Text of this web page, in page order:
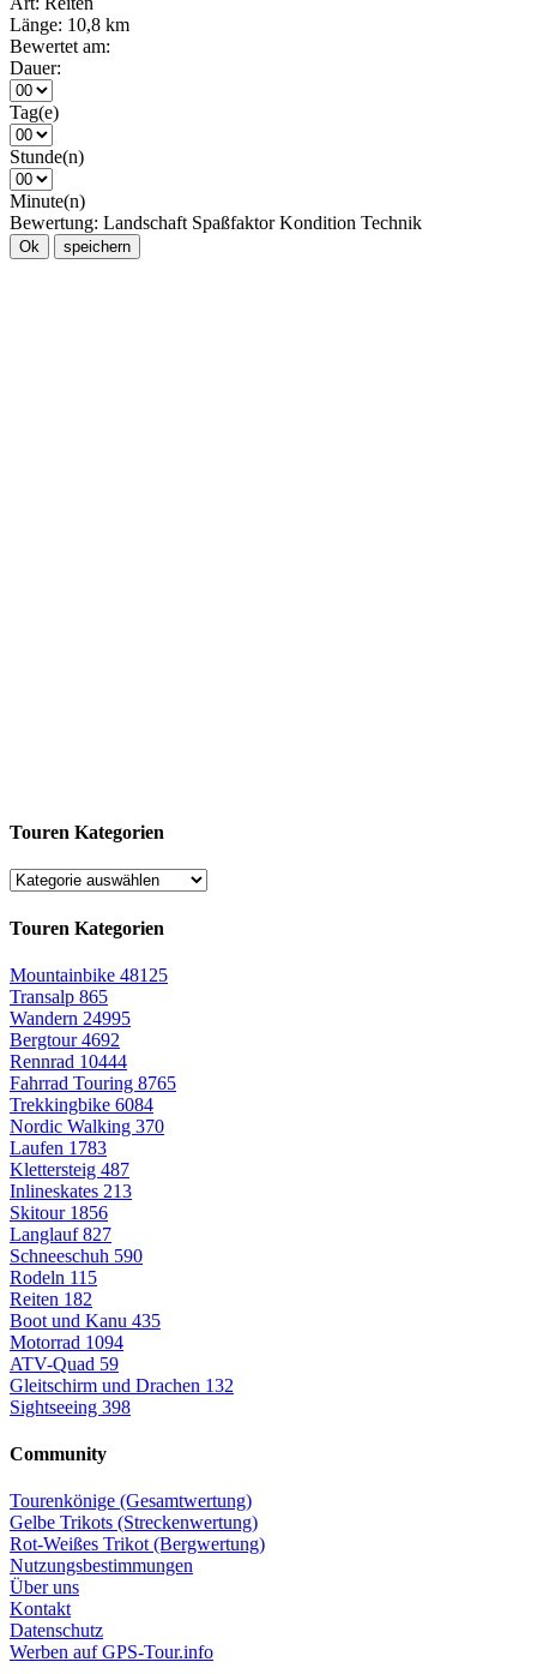
Länge: 10,8 km
Bewertet am:
Dauer:
Tag(e)
Stunde(n)
Minute(n)
Bewertung: Landschaft Spaßfaktor Kondition Technik
Ok speichern
Touren Kategorien
Touren Kategorien
Mountainbike 48125
Transalp 865
Wandern 24995
Bergtour4692
Rennrad 10444
Fahrrad Touring 8765
Trekkingbike 6084
Nordic Walking 370
Laufen 1783
Klettersteig 487
Inlineskates 213
Skitour 1856
Langlauf827
Schneeschuh 590
Rodeln 115
Reiten 182
Boot und Kanu 435
Motorrad 1094
ATV-Quad 59
Gleitschirm und Drachen 132
Sightseeing 398
Community
Tourenkönige (Gesamtwertung)
Gelbe Trikots (Streckenwertung)
Rot-Weißes Trikot (Bergwertung)
Nutzungsbestimmungen
Über uns
Kontakt
Datenschutz
Werben auf GPS-Tour.info